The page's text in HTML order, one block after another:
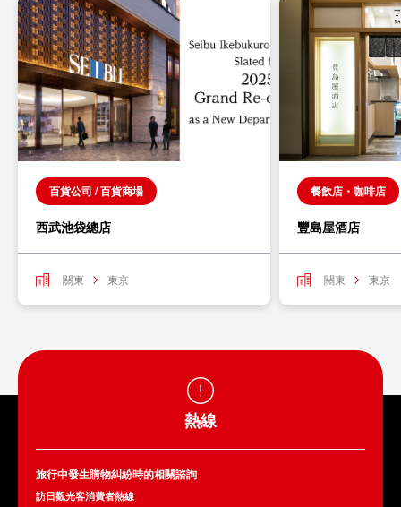
百貨公司 / 百貨商場
西武池袋總店
關東 東京
餐飲店・咖啡店
豐島屋酒店
關東 東京
熱線
旅行中發生購物糾紛時的相關諮詢
訪日觀光客消費者熱線